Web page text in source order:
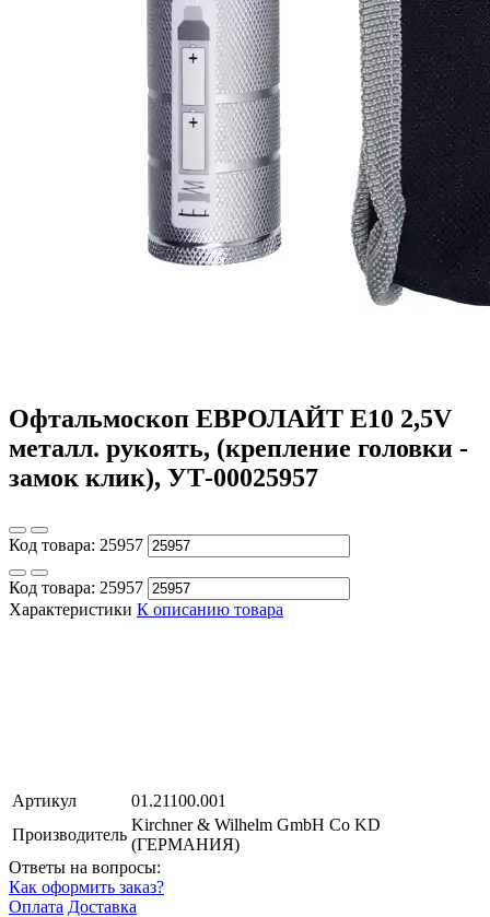
Офтальмоскоп ЕВРОЛАЙТ E10 2,5V
металл. рукоять, (крепление головки -
замок клик), УТ-00025957
Код товара: 25957
Код товара: 25957
Характеристики К описанию товара
Артикул
01.21100.001
Производитель
Kirchner & Wilhelm GmbH Co KD
(ГЕРМАНИЯ)
Ответы на вопросы:
Как оформить заказ?
Оплата Доставка